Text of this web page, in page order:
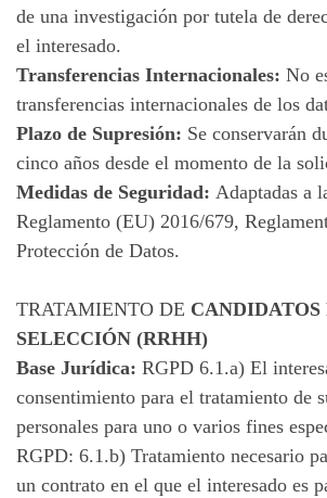
de una investigación por tutela de
el interesado.
Transferencias Internacionales: No
transferencias internacionales de los
Plazo de Supresión: Se conservarán
cinco años desde el momento de la
Medidas de Seguridad: Adaptadas a
Reglamento (EU) 2016/679,
Protección de Datos.
TRATAMIENTO DE CANDIDATOS
SELECCIÓN (RRHH)
Base Jurídica: RGPD 6.1.a) El
consentimiento para el tratamiento de
personales para uno o varios fines
RGPD: 6.1.b) Tratamiento necesario
un contrato en el que el interesado es